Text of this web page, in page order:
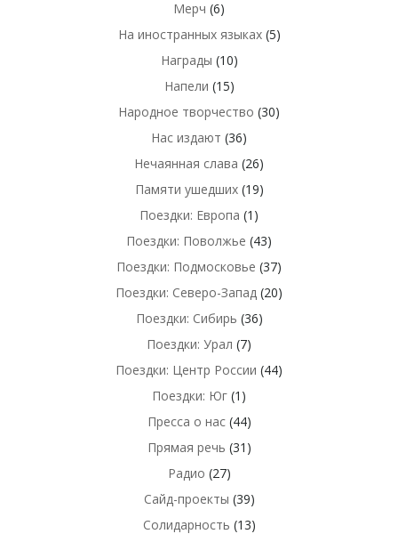
Мерч (6)
На иностранных языках(5)
Награды (10)
Напели (15)
Народное творчество (30)
Нас издают (36)
Нечаянная слава (26)
Памяти ушедших(19)
Поездки: Европа (1)
Поездки: Поволжье (43)
Поездки: Подмосковье (37)
Поездки: Северо-Запад (20)
Поездки: Сибирь (36)
Поездки: Урал (7)
Поездки: Центр России (44)
Поездки: Юг (1)
Пресса о нас(44)
Прямая речь (31)
Радио (27)
Сайд-проекты (39)
Солидарность (13)